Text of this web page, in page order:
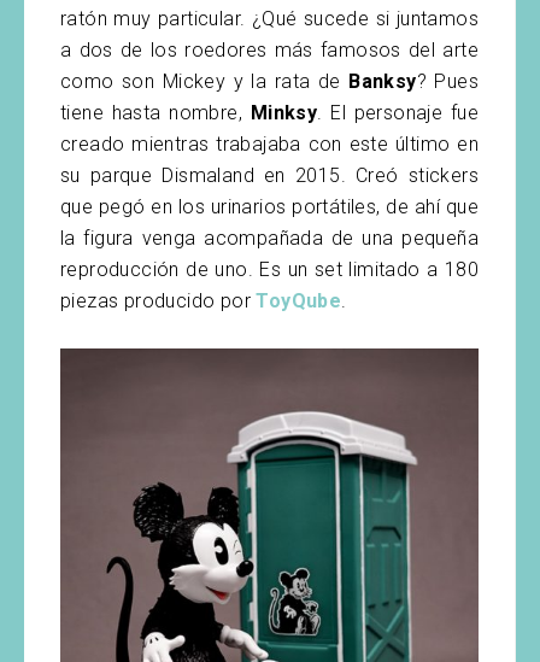
ratón muy particular. ¿Qué sucede si juntamos
a dos de los roedores más famosos del arte
como son Mickey y la rata de Banksy? Pues
tiene hasta nombre, Minksy . El personaje fue
creado mientras trabajaba con este último en
su parque Dismaland en 2015. Creó stickers
que pegó en los urinarios portátiles, de ahí que
la figura venga acompañada de una pequeña
reproducción de uno. Es un set limitado a 180
piezas producido porToyQube